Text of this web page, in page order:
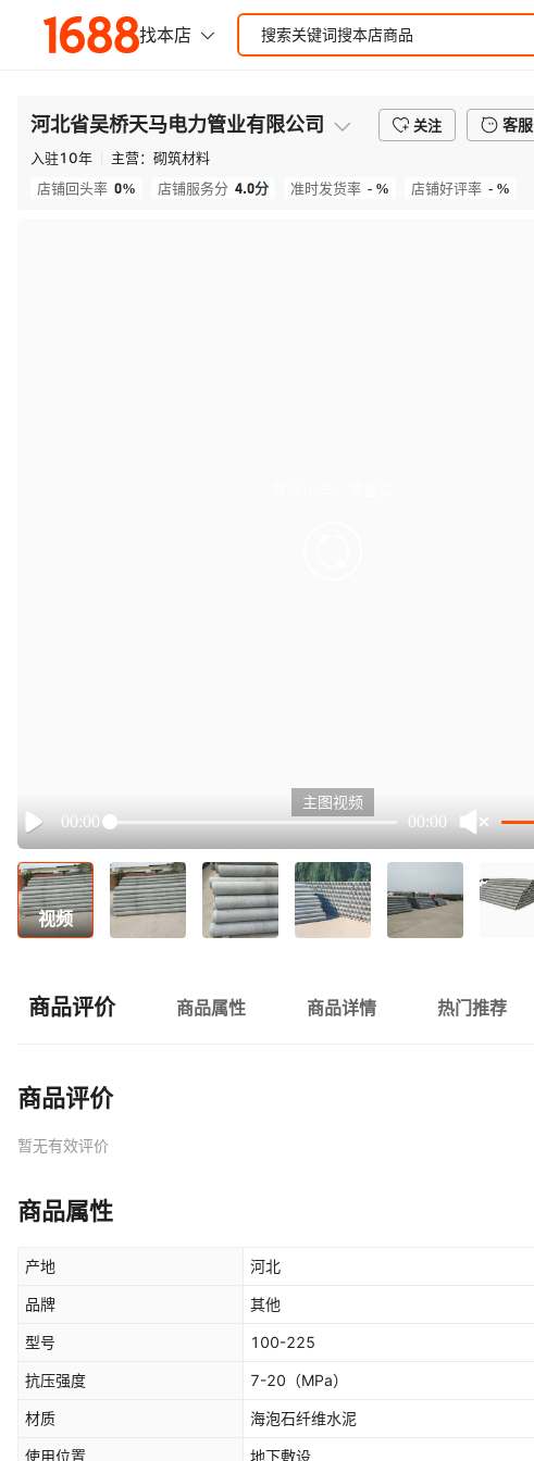
河北省吴桥天马电力管业有限公司 关注 客服
入驻10年 主营： 砌筑材料
店铺回头率 0% 店铺服务分 4.0分 准时发货率 - % 店铺好评率 - %
Play
00:00 00:00
主图视频
视频
商品评价 商品属性 商品详情 热门推荐
商品评价
暂无有效评价
商品属性
产地 河北
品牌 其他
型号 100-225
抗压强度 7-20 （MPa）
材质 海泡石纤维水泥
使用位置 地下敷设